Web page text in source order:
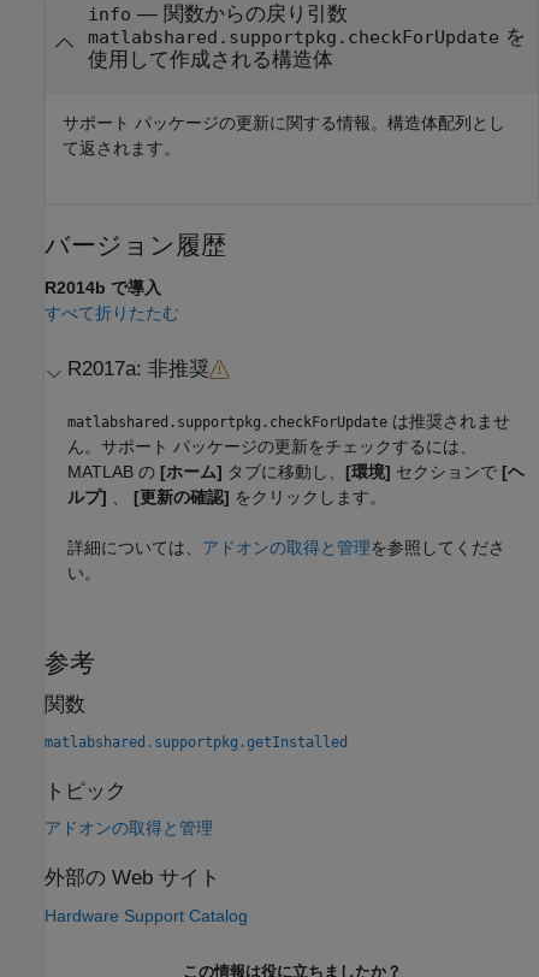
info — 関数からの戻り引数
matlabshared.supportpkg.checkForUpdate を
使用して作成される構造体
サポート パッケージの更新に関する情報。構造体配列とし
て返されます。
バージョン履歴
R2014b で導入
すべて折りたたむ
R2017a:非推奨
matlabshared.supportpkg.checkForUpdate は推奨されませ
ん。サポート パッケージの更新をチェックするには、
MATLAB の[ホーム] タブに移動し、[環境] セクションで[ヘ
ルプ] 、[更新の確認] をクリックします。
詳細については、 アドオンの取得と管理を参照してくださ
い。
参考
関数
matlabshared.supportpkg.getInstalled
トピック
アドオンの取得と管理
外部の Web サイト
Hardware Support Catalog
この情報は役に立ちましたか？